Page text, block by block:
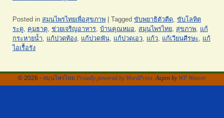
Posted in สมุนไพรไทยเพื่อสุขภาพ Tagged ขับพยาธิตัวตืด, ขับโลหิต
ระดู, คุมธาตุ, ช่วยเจริญอาหาร, บ้านคุณหมอ, สมุนไพรไทย, สุขภาพ, แก้
กระหายน้ำ, แก้ปวดท้อง, แก้ปวดฟัน, แก้ปวดเอว, แก้ว, แก้เวียนศีรษะ, แก้
ไอเรื้อรัง
© 2026 - สมุนไพรไทย Proudly powered by WordPress Aspen by WP Weaver